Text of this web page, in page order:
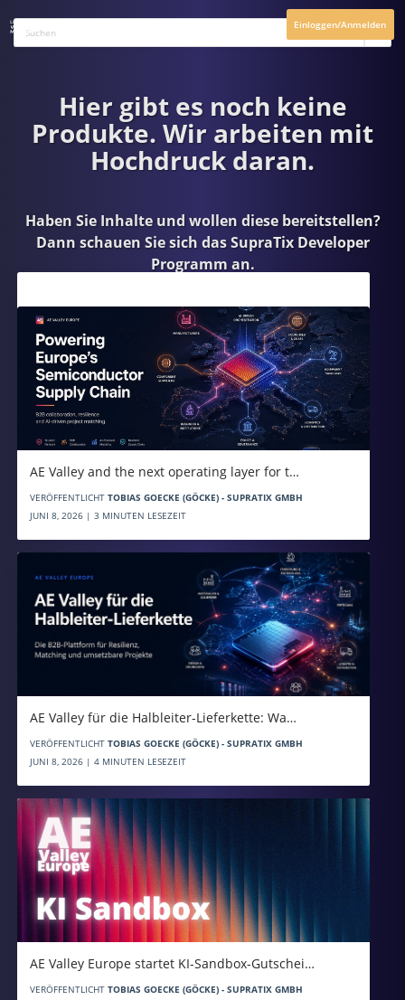
Einloggen/Anmelden
Hier gibt es noch keine
Produkte. Wir arbeiten mit
Hochdruck daran.
Haben Sie Inhalte und wollen diese bereitstellen?
Dann schauen Sie sich dasSupraTix Developer
Programman.
AE Valley and the next operating layer for t…
VERÖFFENTLICHT TOBIAS GOECKE (GÖCKE) - SUPRATIX GMBH
JUNI 8, 2026 | 3 MINUTEN LESEZEIT
AE Valley für die Halbleiter-Lieferkette: Wa…
VERÖFFENTLICHT TOBIAS GOECKE (GÖCKE) - SUPRATIX GMBH
JUNI 8, 2026 | 4 MINUTEN LESEZEIT
AE Valley Europe startet KI-Sandbox-Gutschei…
VERÖFFENTLICHT TOBIAS GOECKE (GÖCKE) - SUPRATIX GMBH